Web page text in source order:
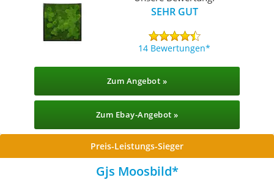
SEHR GUT
14 Bewertungen
Zum Angebot »
Zum Ebay-Angebot »
Preis-Leistungs-Sieger
Gjs Moosbild